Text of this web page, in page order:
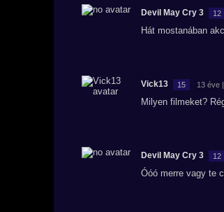
Devil May Cry 3 12
Hát mostanában
Vick13 15 13 éve
Milyen filmeket?
Devil May Cry 3 12
Óóó merre vagy te